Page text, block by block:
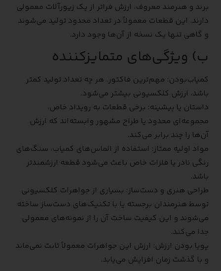
برند و هنرمند معروف، ارزش فراتر از یک زیورآلات معمولی
دارند. این قطعات معمولاً در تعداد محدود تولید می‌شوند
و گاهی تنها یک نسخه از آن‌ها وجود دارد.
ب) ویژگی‌های متمایزکننده
کمیاب‌بودن: مهم‌ترین فاکتور. هر چه تعداد تولید کمتر
باشد، ارزش کلکسیونی بیشتر می‌شود.
داستان یا پیشینه: برخی قطعات به رویداد خاص،
مجموعه‌ای محدود یا طراح مشهور وابسته‌اند که ارزش
آن‌ها را چند برابر می‌کند.
مواد اولیه ممتاز: استفاده از الماس‌های کمیاب، سنگ‌های
رنگی نادر یا فلزات خاص باعث می‌شود قطعه ارزشمندتر
باشد.
طراحی هنری و دست‌ساز: بسیاری از جواهرات کلکسیونی
توسط هنرمندان برجسته یا با تکنیک‌های دست‌ساز ساخته
می‌شوند و این کیفیت ساخت آن را از نمونه‌های معمولی
جدا می‌کند.
پویا بودن ارزش: ارزش این جواهرات معمولاً ثابت نمی‌ماند
و با گذشت زمان افزایش می‌یابد.